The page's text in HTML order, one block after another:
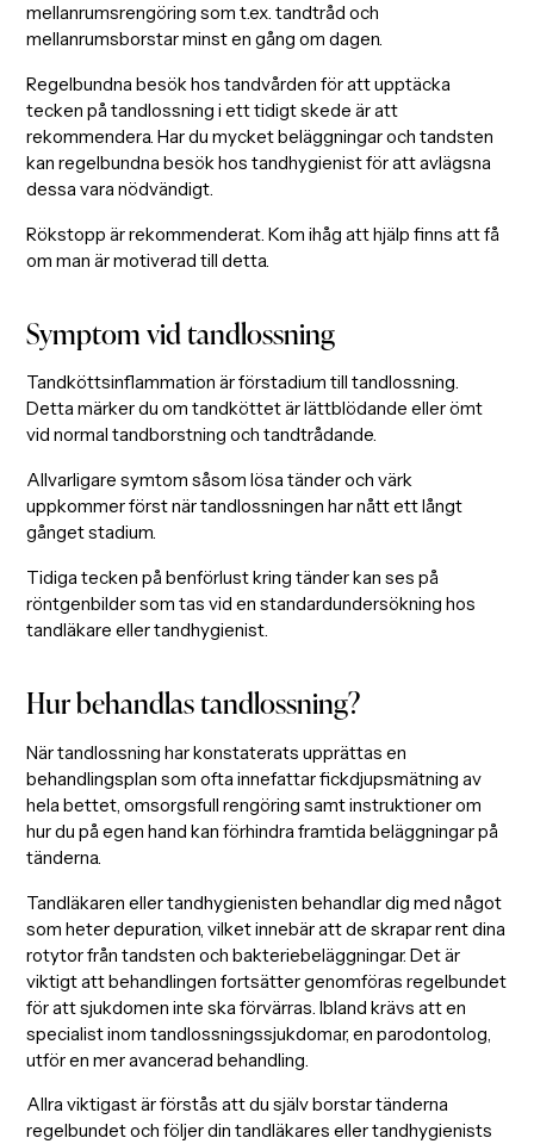
mellanrumsrengöring som t.ex. tandtråd och
mellanrumsborstar minst en gång om dagen.
Regelbundna besök hos tandvården för att upptäcka
tecken på tandlossning i ett tidigt skede är att
rekommendera. Har du mycket beläggningar och tandsten
kan regelbundna besök hos tandhygienist för att avlägsna
dessa vara nödvändigt.
Rökstopp är rekommenderat. Kom ihåg att hjälp finns att få
om man är motiverad till detta.
Symptom vid tandlossning
Tandköttsinflammation är förstadium till tandlossning.
Detta märker du om tandköttet är lättblödande eller ömt
vid normal tandborstning och tandtrådande.
Allvarligare symtom såsom lösa tänder och värk
uppkommer först när tandlossningen har nått ett långt
gånget stadium.
Tidiga tecken på benförlust kring tänder kan ses på
röntgenbilder som tas vid en standardundersökning hos
tandläkare eller tandhygienist.
Hur behandlas tandlossning?
När tandlossning har konstaterats upprättas en
behandlingsplan som ofta innefattar fickdjupsmätning av
hela bettet, omsorgsfull rengöring samt instruktioner om
hur du på egen hand kan förhindra framtida beläggningar på
tänderna.
Tandläkaren eller tandhygienisten behandlar dig med något
som heter depuration, vilket innebär att de skrapar rent dina
rotytor från tandsten och bakteriebeläggningar. Det är
viktigt att behandlingen fortsätter genomföras regelbundet
för att sjukdomen inte ska förvärras. Ibland krävs att en
specialist inom tandlossningssjukdomar, en parodontolog,
utför en mer avancerad behandling.
Allra viktigast är förstås att du själv borstar tänderna
regelbundet och följer din tandläkares eller tandhygienists